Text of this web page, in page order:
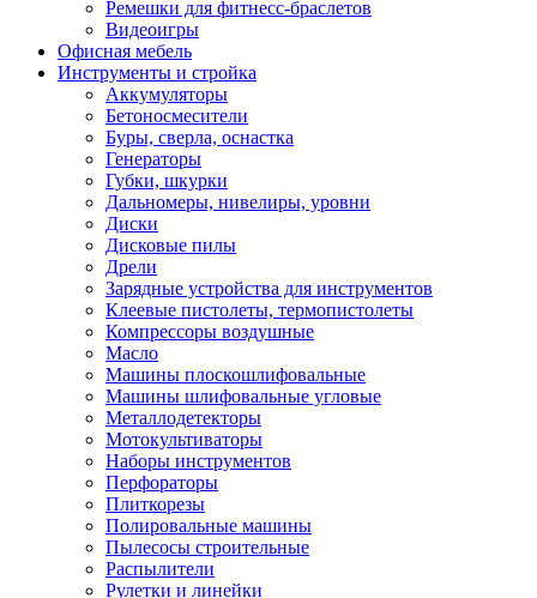
Ремешки для фитнесс-браслетов
Видеоигры
Офисная мебель
Инструменты и стройка
Аккумуляторы
Бетоносмесители
Буры, сверла, оснастка
Генераторы
Губки, шкурки
Дальномеры, нивелиры, уровни
Диски
Дисковые пилы
Дрели
Зарядные устройства для инструментов
Клеевые пистолеты, термопистолеты
Компрессоры воздушные
Масло
Машины плоскошлифовальные
Машины шлифовальные угловые
Металлодетекторы
Мотокультиваторы
Наборы инструментов
Перфораторы
Плиткорезы
Полировальные машины
Пылесосы строительные
Распылители
Рулетки и линейки